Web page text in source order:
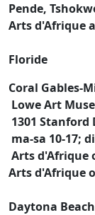
Pende,
Arts d'Afrique
Floride
Coral Gables-
Lowe Art
1301 Stanford
ma-sa 10-17;
Arts d'Afrique
Arts d'Afrique
Daytona Beach